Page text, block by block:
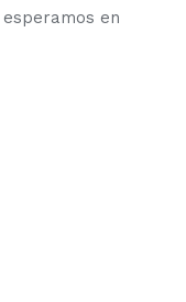
en